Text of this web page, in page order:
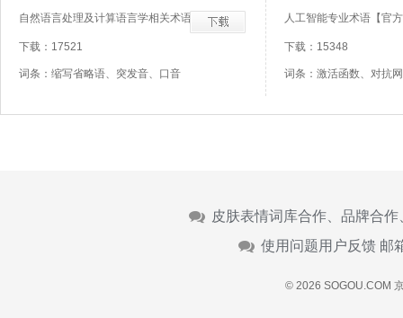
自然语言处理及计算语言学相关术语
下载：17521
词条：缩写省略语、突发音、口音
人工智能专业术语【官
下载：15348
词条：激活函数、对抗
皮肤表情词库合作、品牌合
使用问题用户反馈 邮
© 2026 SOGOU.COM